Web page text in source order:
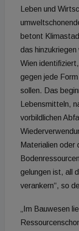
Leben und
betont
das
Wien
gegen jede
sollen. Das
Lebensmitteln,
vorbildlichen
Materialien oder
gelungen ist, all
verankern“, so
„Im Bauwesen